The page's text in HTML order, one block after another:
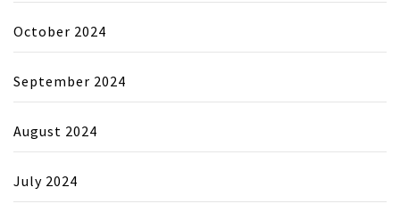
October 2024
September 2024
August 2024
July 2024